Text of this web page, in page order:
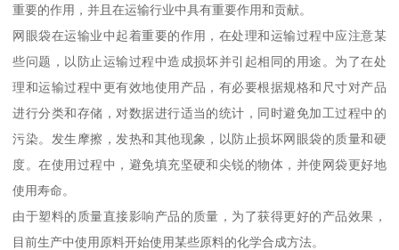
重要的作用，并且在运输行业中具有重要作用和贡献。
网眼袋在运输业中起着重要的作用，在处理和运输过程中应注意某
些问题，以防止运输过程中造成损坏并引起相同的用途。为了在处
理和运输过程中更有效地使用产品，有必要根据规格和尺寸对产品
进行分类和存储，对数据进行适当的统计，同时避免加工过程中的
污染。发生摩擦，发热和其他现象，以防止损坏网眼袋的质量和硬
度。在使用过程中，避免填充坚硬和尖锐的物体，并使网袋更好地
使用寿命。
由于塑料的质量直接影响产品的质量，为了获得更好的产品效果，
目前生产中使用原料开始使用某些原料的化学合成方法。